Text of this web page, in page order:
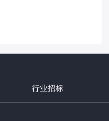
行业招标